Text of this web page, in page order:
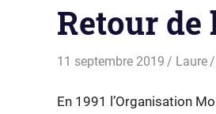
Retour de
11 septembre 2019 Laure
En 1991 l’Organisation